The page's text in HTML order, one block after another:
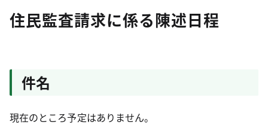
住民監査請求に係る陳述日程
件名
現在のところ予定はありません。